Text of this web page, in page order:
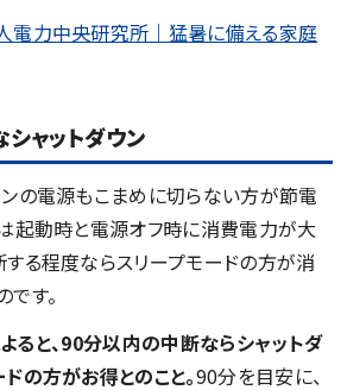
電力中央研究所｜猛暑に備える家庭
ャットダウン
ンの電源もこまめに切らない方が節電
は起動時と電源オフ時に消費電力が大
する程度ならスリープモードの方が消
す。
と、90分以内の中断ならシャットダ
の方がお得とのこと。90分を目安に、